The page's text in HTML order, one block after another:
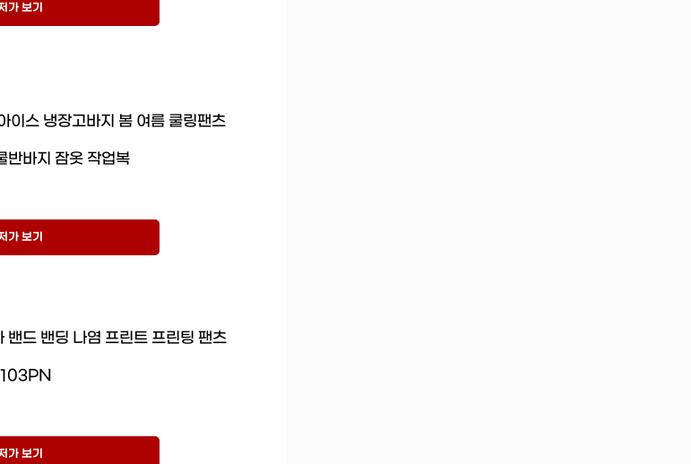
가 보기
이스 냉장고바지 봄 여름 쿨링팬츠
반바지 잠옷 작업복
가 보기
드 밴딩 나염 프린트 프린팅 팬츠
가 보기